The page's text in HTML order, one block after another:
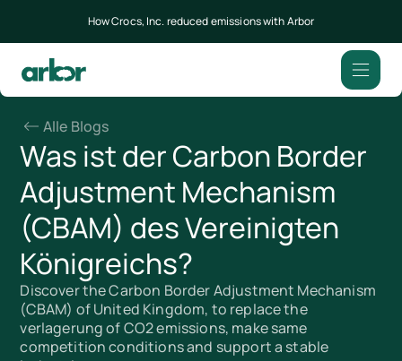
How Crocs, Inc. reduced emissions with Arbor
Alle Blogs
Was ist der Carbon Border
Adjustment Mechanism
(CBAM) des Vereinigten
Königreichs?
Discover the Carbon Border Adjustment Mechanism
(CBAM) of United Kingdom, to replace the
verlagerung of CO2 emissions, make same
competition conditions and support a stable